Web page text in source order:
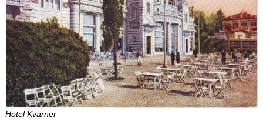
Hotel Kvarner